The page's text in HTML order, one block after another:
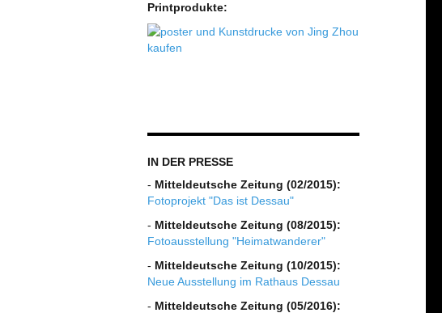
Printprodukte:
IN DER PRESSE
- Mitteldeutsche Zeitung (02/2015):
Fotoprojekt "Das ist Dessau"
- Mitteldeutsche Zeitung (08/2015):
Fotoausstellung "Heimatwanderer"
- Mitteldeutsche Zeitung (10/2015):
Neue Ausstellung im Rathaus Dessau
- Mitteldeutsche Zeitung (05/2016):